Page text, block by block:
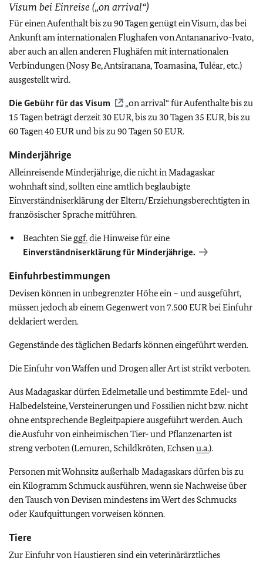
Visum bei Einreise („on arrival“)
Für einen Aufenthalt bis zu 90 Tagen genügt ein Visum, das bei
Ankunft am internationalen Flughafen von Antananarivo-Ivato,
aber auch an allen anderen Flughäfen mit internationalen
Verbindungen (Nosy Be, Antsiranana, Toamasina, Tuléar, etc.)
ausgestellt wird.
Die Gebühr für das Visum
„on arrival“ für Aufenthalte bis zu
15 Tagen beträgt derzeit 30 EUR, bis zu 30 Tagen 35 EUR, bis zu
60 Tagen 40 EUR und bis zu 90 Tagen 50 EUR.
Minderjährige
Alleinreisende Minderjährige, die nicht in Madagaskar
wohnhaft sind, sollten eine amtlich beglaubigte
Einverständniserklärung der Eltern/Erziehungsberechtigten in
französischer Sprache mitführen.
Beachten Sie ggf.die Hinweise für eine
Einverständniserklärung für Minderjährige.
Einfuhrbestimmungen
Devisen können in unbegrenzter Höhe ein – und ausgeführt,
müssen jedoch ab einem Gegenwert von 7.500 EUR bei Einfuhr
deklariert werden.
Gegenstände des täglichen Bedarfs können eingeführt werden.
Die Einfuhr von Waffen und Drogen aller Art ist strikt verboten.
Aus Madagaskar dürfen Edelmetalle und bestimmte Edel- und
Halbedelsteine, Versteinerungen und Fossilien nicht bzw. nicht
ohne entsprechende Begleitpapiere ausgeführt werden. Auch
die Ausfuhr von einheimischen Tier- und Pflanzenarten ist
streng verboten (Lemuren, Schildkröten, Echsenu.a.).
Personen mit Wohnsitz außerhalb Madagaskars dürfen bis zu
ein Kilogramm Schmuck ausführen, wenn sie Nachweise über
den Tausch von Devisen mindestens im Wert des Schmucks
oder Kaufquittungen vorweisen können.
Tiere
Zur Einfuhr von Haustieren sind ein veterinärärztliches